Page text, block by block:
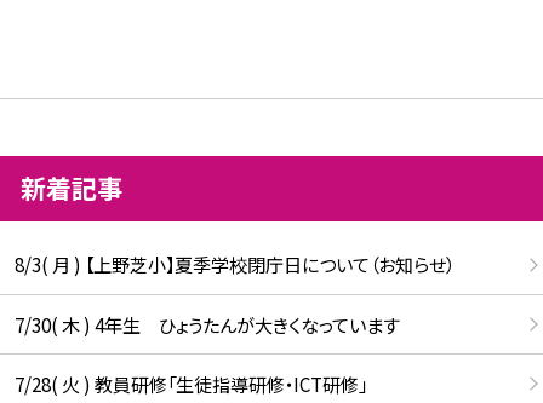
新着記事
8/3( 月 ) 【上野芝小】夏季学校閉庁日について（お知らせ）
7/30( 木 ) 4年生 ひょうたんが大きくなっています
7/28( 火 ) 教員研修「生徒指導研修・ICT研修」